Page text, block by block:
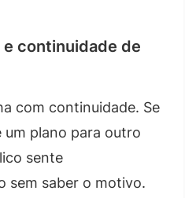
continuidade de
com continuidade. Se
um plano para outro
sente
sem saber o motivo.